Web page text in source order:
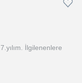
İlgilenenlere